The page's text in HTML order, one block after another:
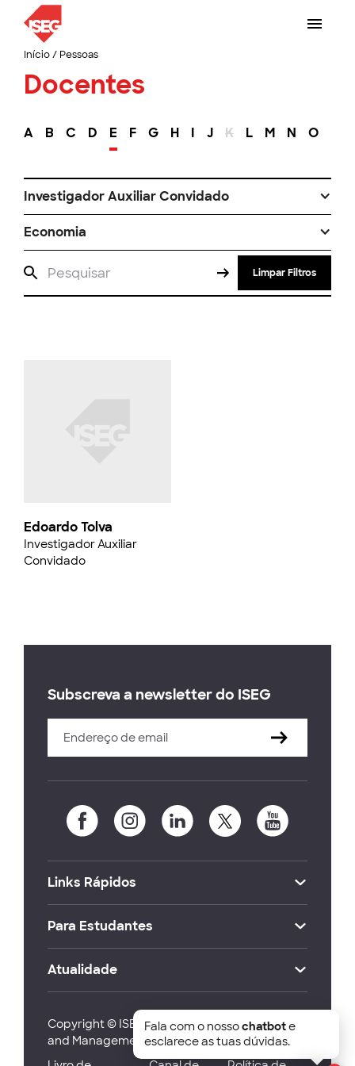
Início/ Pessoas
Docentes
A B C D E F G H I J K L M N O
Investigador Auxiliar Convidado
Economia
Limpar Filtros
Edoardo Tolva
Investigador Auxiliar
Convidado
Subscreva a newsletter do ISEG
Links Rápidos
Para Estudantes
Atualidade
Copyright © ISEG Lisbon School of Economics
and Management 2026
Fala com o nossochatbote
esclarece as tuas dúvidas.